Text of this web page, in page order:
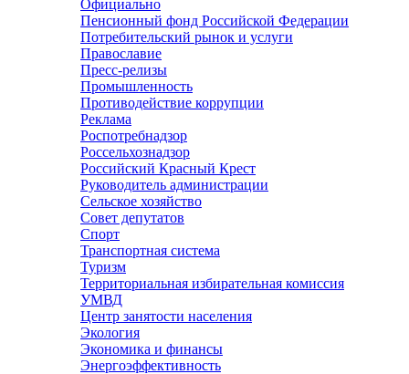
Официально
Пенсионный фонд Российской Федерации
Потребительский рынок и услуги
Православие
Пресс-релизы
Промышленность
Противодействие коррупции
Реклама
Роспотребнадзор
Россельхознадзор
Российский Красный Крест
Руководитель администрации
Сельское хозяйство
Совет депутатов
Спорт
Транспортная система
Туризм
Территориальная избирательная комиссия
УМВД
Центр занятости населения
Экология
Экономика и финансы
Энергоэффективность